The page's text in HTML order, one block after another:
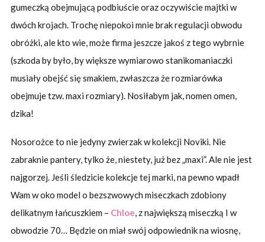
gumeczką obejmującą podbiuście oraz oczywiście majtki w
dwóch krojach. Trochę niepokoi mnie brak regulacji obwodu
obróżki, ale kto wie, może firma jeszcze jakoś z tego wybrnie
(szkoda by było, by większe wymiarowo stanikomaniaczki
musiały obejść się smakiem, zwłaszcza że rozmiarówka
obejmuje tzw. maxi rozmiary). Nosiłabym jak, nomen omen,
dzika!
Nosorożce to nie jedyny zwierzak w kolekcji Noviki. Nie
zabraknie pantery, tylko że, niestety, już bez „maxi”. Ale nie jest
najgorzej. Jeśli śledzicie kolekcje tej marki, na pewno wpadł
Wam w oko model o bezszwowych miseczkach zdobiony
delikatnym łańcuszkiem – Chloe, z największą miseczką I w
obwodzie 70… Będzie on miał swój odpowiednik na wiosnę,